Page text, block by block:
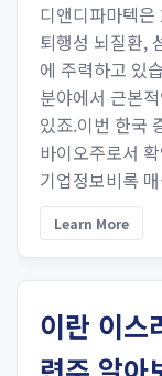
디앤디파마텍
퇴행성 뇌질환,
에 주력하고 있
분야에서 근본
있죠.이번 한국
바이오주로서
기업정보비록
Learn More
이란 이스